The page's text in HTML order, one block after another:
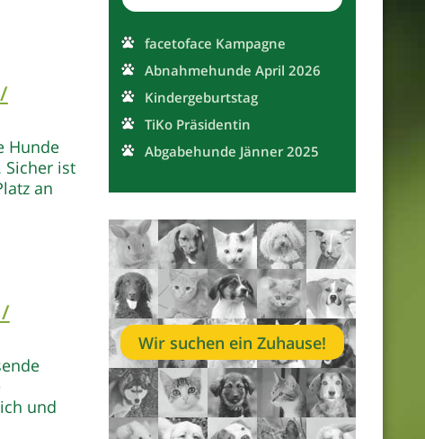
Hunde
Sicher ist
an
und
facetoface Kampagne
Abnahmehunde April 2026
Kindergeburtstag
TiKo Präsidentin
Abgabehunde Jänner 2025
Wir suchen ein Zuhause!